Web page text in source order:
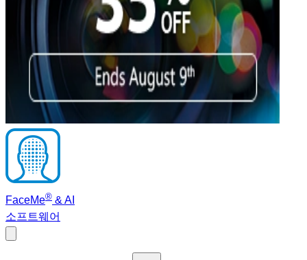
FaceMe® & AI
소프트웨어